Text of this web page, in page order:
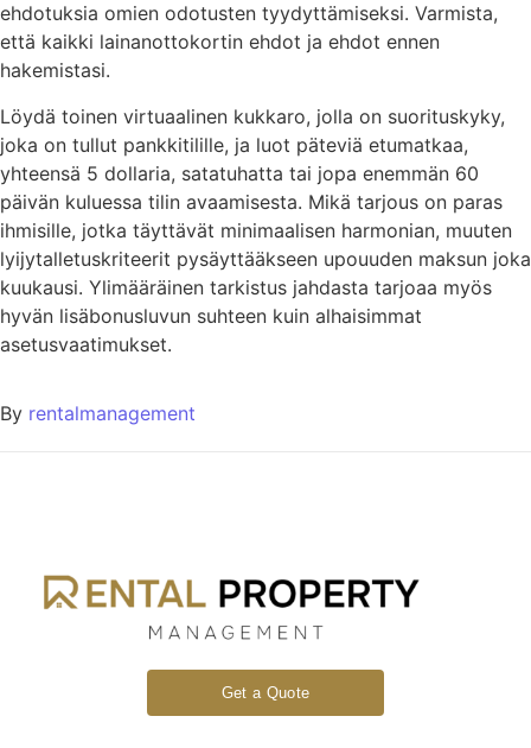
ehdotuksia omien odotusten tyydyttämiseksi. Varmista,
että kaikki lainanottokortin ehdot ja ehdot ennen
hakemistasi.
Löydä toinen virtuaalinen kukkaro, jolla on suorituskyky,
joka on tullut pankkitilille, ja luot päteviä etumatkaa,
yhteensä 5 dollaria, satatuhatta tai jopa enemmän 60
päivän kuluessa tilin avaamisesta. Mikä tarjous on paras
ihmisille, jotka täyttävät minimaalisen harmonian, muuten
lyijytalletuskriteerit pysäyttääkseen upouuden maksun joka
kuukausi. Ylimääräinen tarkistus jahdasta tarjoaa myös
hyvän lisäbonusluvun suhteen kuin alhaisimmat
asetusvaatimukset.
By rentalmanagement
Get a Quote